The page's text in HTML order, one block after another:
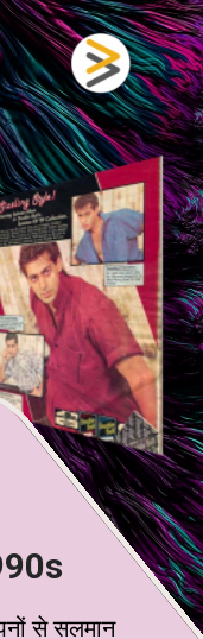
से सलमान